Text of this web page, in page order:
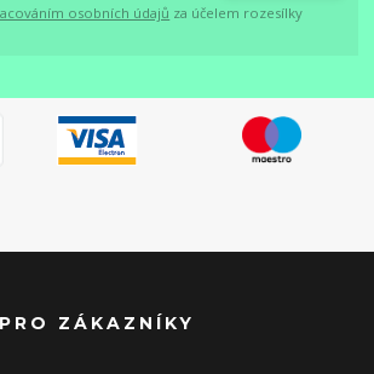
osobních údajů za účelem rozesílky
ZÁKAZNÍKY